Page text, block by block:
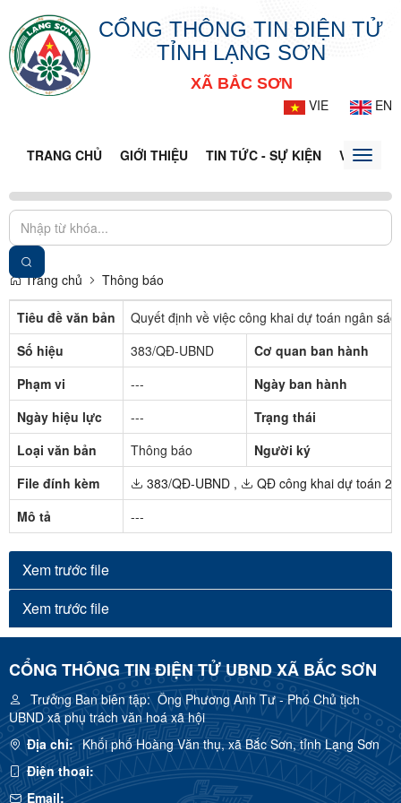
CỔNG THÔNG TIN ĐIỆN TỬ
TỈNH LẠNG SƠN
XÃ BẮC SƠN
VIE
EN
TRANG CHỦ GIỚI THIỆU TIN TỨC - SỰ KIỆN VĂN BẢN
Toggle
Trang chủ Thông báo
Tiêu đề văn bản
Quyết định về việc công khai dự toán ngân
Số hiệu
383/QĐ-UBND
Cơ quan ban hành
Phạm vi
---
Ngày ban hành
Ngày hiệu lực
---
Trạng thái
Loại văn bản
Thông báo
Người ký
File đính kèm
383/QĐ-UBND ,
QĐ công khai dự toán
Mô tả
---
Xem trước file
Xem trước file
CỔNG THÔNG TIN ĐIỆN TỬ UBND XÃ BẮC SƠN
Trưởng Ban biên tập:Ông Phương Anh Tư - Phó Chủ tịch
UBND xã phụ trách văn hoá xã hội
Địa chỉ: Khối phố Hoàng Văn thụ, xã Bắc Sơn, tỉnh Lạng Sơn
Điện thoại:
Email: